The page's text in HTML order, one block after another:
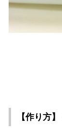
【作り方】